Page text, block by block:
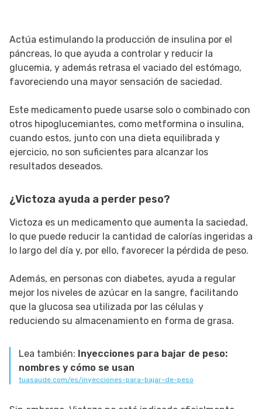
Actúa estimulando la producción de insulina por el
páncreas, lo que ayuda a controlar y reducir la
glucemia, y además retrasa el vaciado del estómago,
favoreciendo una mayor sensación de saciedad.
Este medicamento puede usarse solo o combinado con
otros hipoglucemiantes, como metformina o insulina,
cuando estos, junto con una dieta equilibrada y
ejercicio, no son suficientes para alcanzar los
resultados deseados.
¿Victoza ayuda a perder peso?
Victoza es un medicamento que aumenta la saciedad,
lo que puede reducir la cantidad de calorías ingeridas a
lo largo del día y, por ello, favorecer la pérdida de peso.
Además, en personas con diabetes, ayuda a regular
mejor los niveles de azúcar en la sangre, facilitando
que la glucosa sea utilizada por las células y
reduciendo su almacenamiento en forma de grasa.
Lea también: Inyecciones para bajar de peso:
nombres y cómo se usan
tuasaude.com/es/inyecciones-para-bajar-de-peso